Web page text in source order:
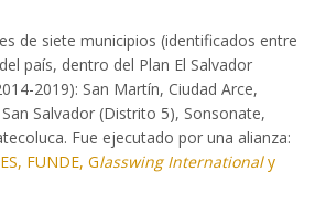
de siete municipios (identificados entre
país, dentro del Plan El Salvador
2019): San Martín, Ciudad Arce,
Salvador (Distrito 5), Sonsonate,
Fue ejecutado por una alianza:
, FUNDE, Glasswing Internationaly